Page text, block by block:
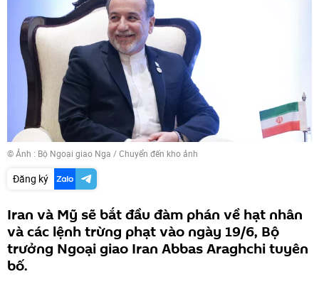
© Ảnh : Bộ Ngoại giao Nga /Chuyển đến kho ảnh
Đăng ký
Iran và Mỹ sẽ bắt đầu đàm phán về hạt nhân
và các lệnh trừng phạt vào ngày 19/6, Bộ
trưởng Ngoại giao Iran Abbas Araghchi tuyên
bố.